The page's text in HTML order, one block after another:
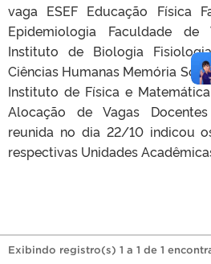
vaga ESEF Educação Física
Epidemiologia Faculdade de
Instituto de Biologia
Ciências Humanas Memória
Instituto de Física e
Alocação de Vagas
reunida no dia 22/10 indicou
respectivas Unidades
Exibindo registro(s) 1 a 1 de 1